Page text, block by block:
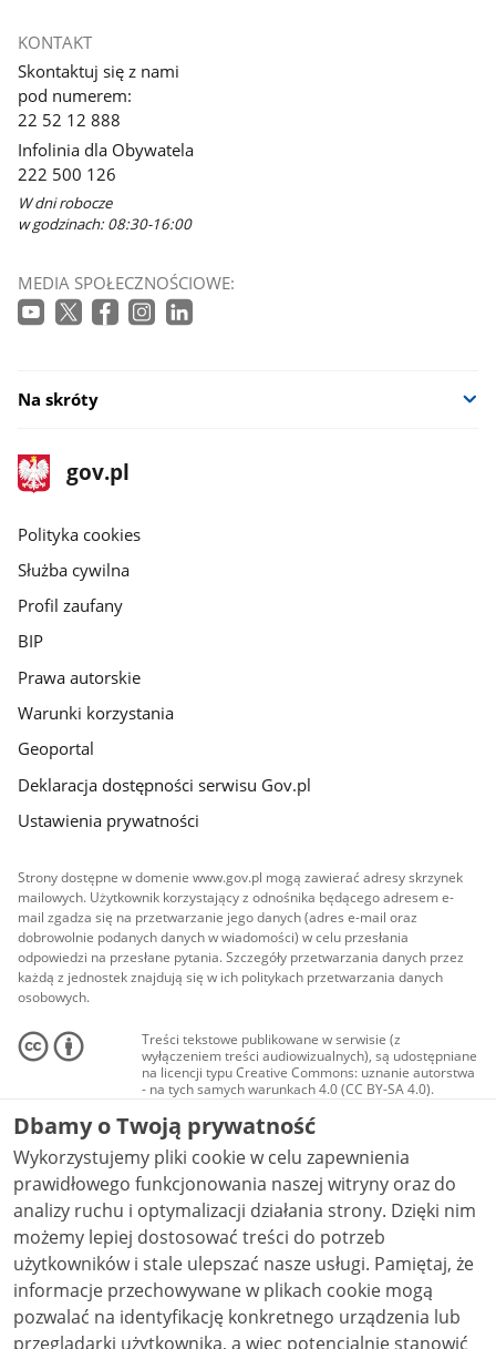
KONTAKT
Skontaktuj się z nami
pod numerem:
22 52 12 888
Infolinia dla Obywatela
222 500 126
W dni robocze
w godzinach: 08:30-16:00
MEDIA SPOŁECZNOŚCIOWE:
Na skróty
stopka
gov.pl
Strona
gov.pl
gov.pl
Polityka cookies
Służba cywilna
Profil zaufany
BIP
Prawa autorskie
Warunki korzystania
Geoportal
Deklaracja dostępności serwisu Gov.pl
Ustawienia prywatności
Strony dostępne w domenie www.gov.pl mogą zawierać adresy skrzynek
mailowych. Użytkownik korzystający z odnośnika będącego adresem e-
mail zgadza się na przetwarzanie jego danych (adres e-mail oraz
dobrowolnie podanych danych w wiadomości) w celu przesłania
odpowiedzi na przesłane pytania. Szczegóły przetwarzania danych przez
każdą z jednostek znajdują się w ich politykach przetwarzania danych
osobowych.
Treści tekstowe publikowane w serwisie (z
wyłączeniem treści audiowizualnych), są udostępniane
na licencji typu Creative Commons: uznanie autorstwa
- na tych samych warunkach 4.0 (CC BY-SA 4.0).
Materiały audiowizualne, w tym zdjęcia, materiały
audio i wideo, są udostępniane na licencji typu
Creative Commons: uznanie autorstwa użycie
niekomercyjne - bez utworów zależnych 4.0 (CC BY-
NC-ND 4.0), o ile nie jest to stwierdzone inaczej.
Dbamy o Twoją prywatność
Wykorzystujemy pliki cookie w celu zapewnienia
prawidłowego funkcjonowania naszej witryny oraz do
analizy ruchu i optymalizacji działania strony. Dzięki nim
możemy lepiej dostosować treści do potrzeb
użytkowników i stale ulepszać nasze usługi. Pamiętaj, że
informacje przechowywane w plikach cookie mogą
pozwalać na identyfikację konkretnego urządzenia lub
przeglądarki użytkownika, a więc potencjalnie stanowić